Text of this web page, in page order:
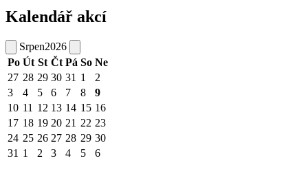
Kalendář akcí
Srpen2026
Po Út St Čt Pá So Ne
27 28 29 30 31 1
2
3
4 5 6 7 8
9
10 11 12 13 14 15 16
17 18 19 20 21 22 23
24 25 26 27 28 29 30
31 1 2 3 4 5 6